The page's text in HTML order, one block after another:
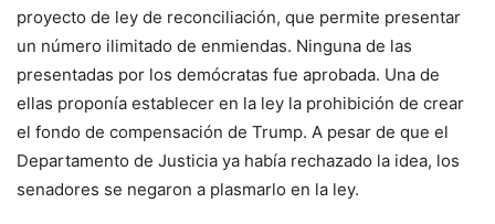
proyecto de ley de reconciliación, que permite presentar
un número ilimitado de enmiendas. Ninguna de las
presentadas por los demócratas fue aprobada. Una de
ellas proponía establecer en la ley la prohibición de crear
el fondo de compensación de Trump. A pesar de que el
Departamento de Justicia ya había rechazado la idea, los
senadores se negaron a plasmarlo en la ley.